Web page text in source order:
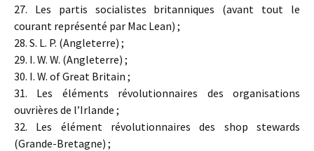
27. Les partis socialistes britanniques (avant tout le
courant représenté par Mac Lean) ;
28. S. L. P. (Angleterre) ;
29. I. W. W. (Angleterre) ;
30. I. W. of Great Britain ;
31. Les éléments révolutionnaires des organisations
ouvrières de l’Irlande ;
32. Les élément révolutionnaires des shop stewards
(Grande-Bretagne) ;